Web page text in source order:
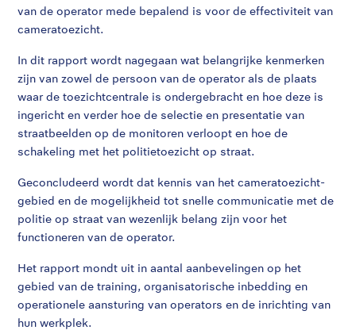
van de operator mede bepalend is voor de effectiviteit van
cameratoezicht.
In dit rapport wordt nagegaan wat belangrijke kenmerken
zijn van zowel de persoon van de operator als de plaats
waar de toezichtcentrale is ondergebracht en hoe deze is
ingericht en verder hoe de selectie en presentatie van
straatbeelden op de monitoren verloopt en hoe de
schakeling met het politietoezicht op straat.
Geconcludeerd wordt dat kennis van het cameratoezicht-
gebied en de mogelijkheid tot snelle communicatie met de
politie op straat van wezenlijk belang zijn voor het
functioneren van de operator.
Het rapport mondt uit in aantal aanbevelingen op het
gebied van de training, organisatorische inbedding en
operationele aansturing van operators en de inrichting van
hun werkplek.